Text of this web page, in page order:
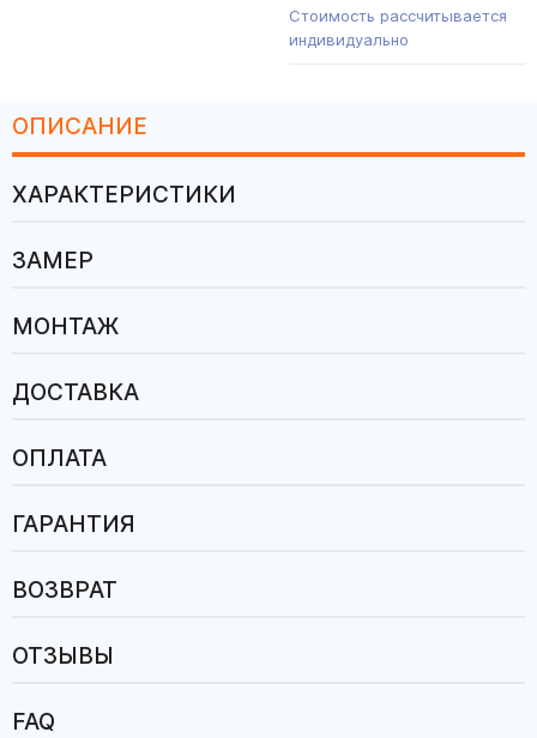
Стоимость рассчитывается
индивидуально
ОПИСАНИЕ
ХАРАКТЕРИСТИКИ
ЗАМЕР
МОНТАЖ
ДОСТАВКА
ОПЛАТА
ГАРАНТИЯ
ВОЗВРАТ
ОТЗЫВЫ
FAQ